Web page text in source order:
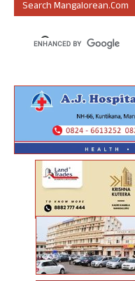
Search Mangalorean.com